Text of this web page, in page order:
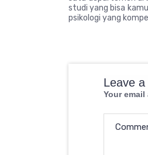
studi yang bisa
psikologi yang
Leave a
Your